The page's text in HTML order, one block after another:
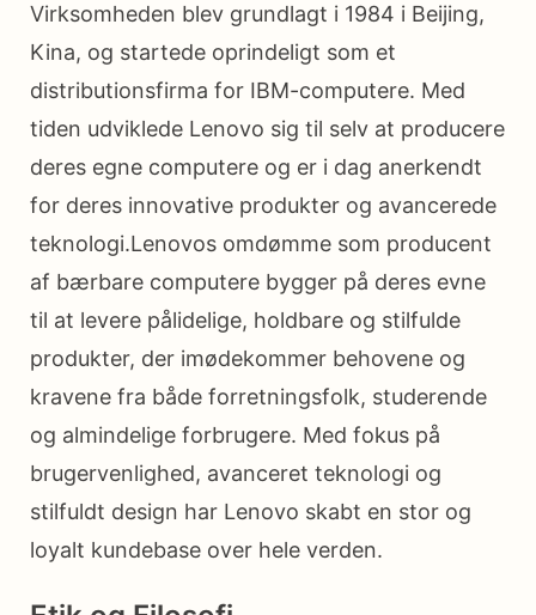
Virksomheden blev grundlagt i 1984 i Beijing,
Kina, og startede oprindeligt som et
distributionsfirma for IBM-computere. Med
tiden udviklede Lenovo sig til selv at producere
deres egne computere og er i dag anerkendt
for deres innovative produkter og avancerede
teknologi.Lenovos omdømme som producent
af bærbare computere bygger på deres evne
til at levere pålidelige, holdbare og stilfulde
produkter, der imødekommer behovene og
kravene fra både forretningsfolk, studerende
og almindelige forbrugere. Med fokus på
brugervenlighed, avanceret teknologi og
stilfuldt design har Lenovo skabt en stor og
loyalt kundebase over hele verden.